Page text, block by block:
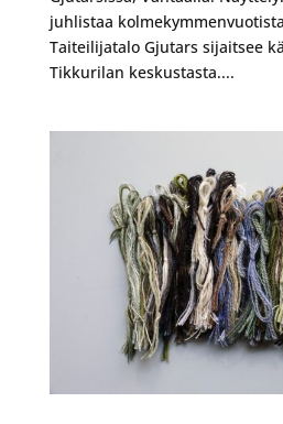
juhlistaa
Taiteilijatalo Gjutars sijaitsee
Tikkurilan keskustasta....